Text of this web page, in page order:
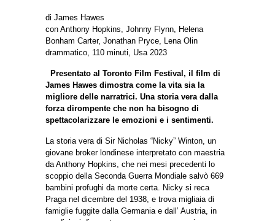
di James Hawes
con Anthony Hopkins, Johnny Flynn, Helena
Bonham Carter, Jonathan Pryce, Lena Olin
drammatico, 110 minuti, Usa 2023
Presentato al Toronto Film Festival, il film di
James Hawes dimostra come la vita sia la
migliore delle narratrici. Una storia vera dalla
forza dirompente che non ha bisogno di
spettacolarizzare le emozioni e i sentimenti.
La storia vera di Sir Nicholas “Nicky” Winton, un
giovane broker londinese interpretato con maestria
da Anthony Hopkins, che nei mesi precedenti lo
scoppio della Seconda Guerra Mondiale salvò 669
bambini profughi da morte certa. Nicky si reca
Praga nel dicembre del 1938, e trova migliaia di
famiglie fuggite dalla Germania e dall’ Austria, in